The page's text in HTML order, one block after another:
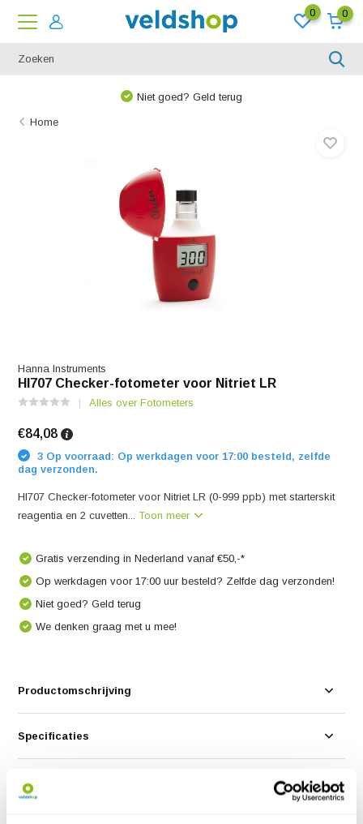
0 0
Niet goed? Geld terug
Home
Hanna Instruments
HI707 Checker-fotometer voor Nitriet LR
Alles over Fotometers
€84,08
3 Op voorraad: Op werkdagen voor 17:00 besteld, zelfde
dag verzonden.
HI707 Checker-fotometer voor Nitriet LR (0-999 ppb) met starterskit
reagentia en 2 cuvetten...Toon meer
Gratis verzending in Nederland vanaf €50,-*
Op werkdagen voor 17:00 uur besteld? Zelfde dag verzonden!
Niet goed? Geld terug
We denken graag met u mee!
Productomschrijving
Specificaties
Reviews